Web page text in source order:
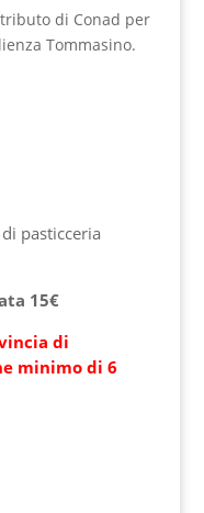
di Conad per
Tommasino.
pasticceria
15€
di
minimo di 6